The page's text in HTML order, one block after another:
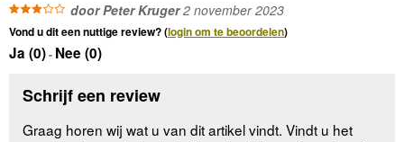
door Peter Kruger2 november 2023
Vond u dit een nuttige review? (login om te beoordelen)
Ja (0)- Nee (0)
Schrijf een review
Graag horen wij wat u van dit artikel vindt. Vindt u het